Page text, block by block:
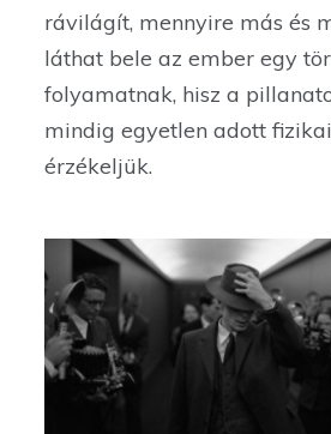
rávilágít, mennyire más és
láthat bele az ember egy
folyamatnak, hisz a
mindig egyetlen adott
érzékeljük.